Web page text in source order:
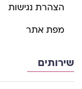
הצהרת נגישות
מפת אתר
שירותים